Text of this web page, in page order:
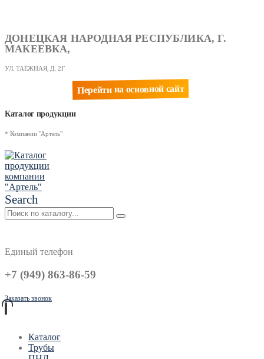
ДОНЕЦКАЯ НАРОДНАЯ РЕСПУБЛИКА, Г.
МАКЕЕВКА,
УЛ. ТАЁЖНАЯ, Д. 2Г
Перейти на основной сайт
Каталог продукции
* Компании "Артель"
Search
Единый телефон
+7 (949) 863-86-59
Заказать звонок
Каталог
Трубы